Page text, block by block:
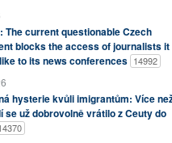
The current questionable Czech
blocks the access of journalists it
to its news conferences 14992
hysterie kvůli imigrantům: Více
se už dobrovolně vrátilo z Ceuty do